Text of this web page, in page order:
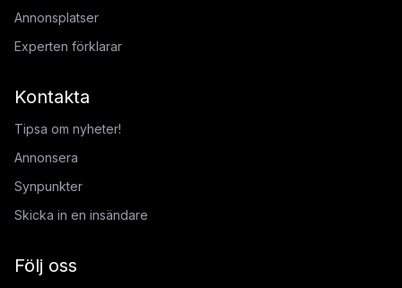
Annonsplatser
Experten förklarar
Kontakta
Tipsa om nyheter!
Annonsera
Synpunkter
Skicka in en insändare
Följ oss